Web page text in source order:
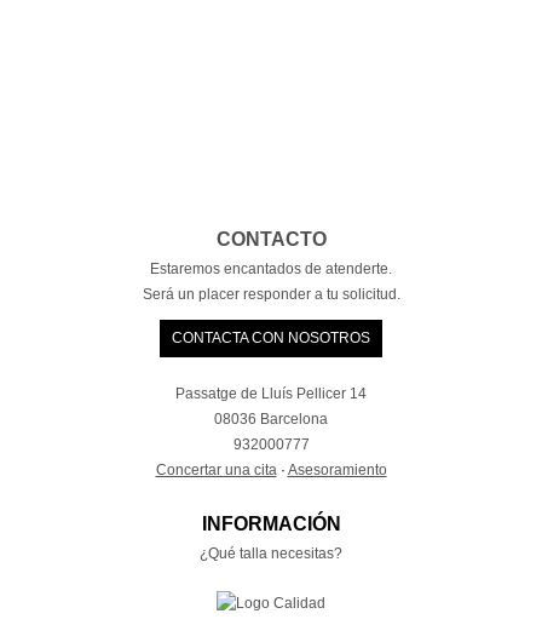
CONTACTO
Estaremos encantados de atenderte.
Será un placer responder a tu solicitud.
CONTACTA CON NOSOTROS
Passatge de Lluís Pellicer 14
08036 Barcelona
932000777
Concertar una cita · Asesoramiento
INFORMACIÓN
¿Qué talla necesitas?